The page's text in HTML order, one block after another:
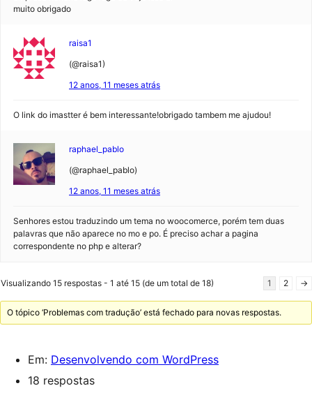
muito obrigado
raisa1
(@raisa1)
12 anos, 11 meses atrás
O link do imastter é bem interessante!obrigado tambem me ajudou!
raphael_pablo
(@raphael_pablo)
12 anos, 11 meses atrás
Senhores estou traduzindo um tema no woocomerce, porém tem duas
palavras que não aparece no mo e po. É preciso achar a pagina
correspondente no php e alterar?
Visualizando 15 respostas - 1 até 15 (de um total de 18) 1 2 →
O tópico ‘Problemas com tradução’ está fechado para novas respostas.
Em: Desenvolvendo com WordPress
18 respostas